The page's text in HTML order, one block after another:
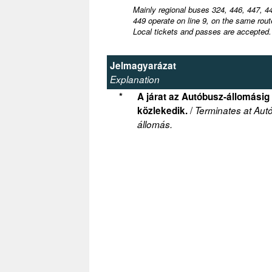
Mainly regional buses 324, 446, 447,
449 operate on line 9, on the same
Local tickets and passes are accepted.
Jelmagyarázat
Explanation
*
A járat az Autóbusz-állomásig
közlekedik./Terminates at
állomás.